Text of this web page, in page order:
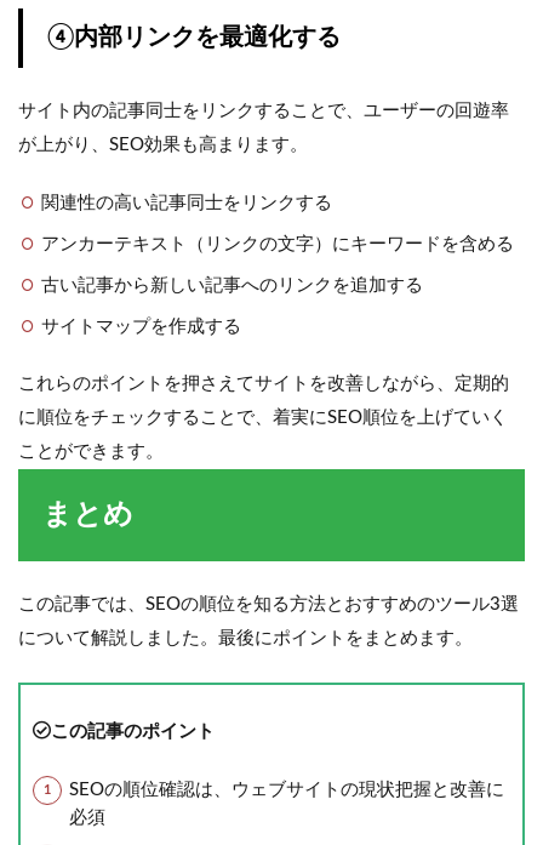
④内部リンクを最適化する
サイト内の記事同士をリンクすることで、ユーザーの回遊率
が上がり、SEO効果も高まります。
関連性の高い記事同士をリンクする
アンカーテキスト（リンクの文字）にキーワードを含める
古い記事から新しい記事へのリンクを追加する
サイトマップを作成する
これらのポイントを押さえてサイトを改善しながら、定期的
に順位をチェックすることで、着実にSEO順位を上げていく
ことができます。
まとめ
この記事では、SEOの順位を知る方法とおすすめのツール3選
について解説しました。最後にポイントをまとめます。
この記事のポイント
SEOの順位確認は、ウェブサイトの現状把握と改善に
必須